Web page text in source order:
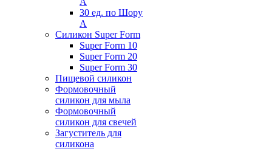
30 ед. по Шору
А
Силикон Super Form
Super Form 10
Super Form 20
Super Form 30
Пищевой силикон
Формовочный
силикон для мыла
Формовочный
силикон для свечей
Загуститель для
силикона